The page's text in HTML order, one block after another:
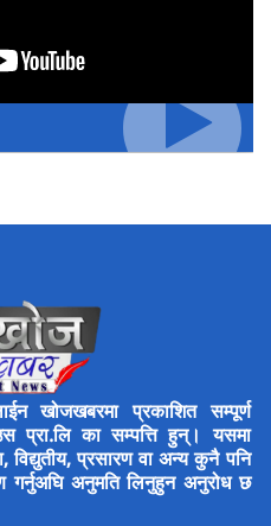
खोजखबरमा प्रकाशित सम्पूर्ण
प्रा.लि का सम्पत्ति हुन्। यसमा
प्रसारण वा अन्य कुनै पनि
गर्नुअघि अनुमति लिनुहुन अनुरोध छ